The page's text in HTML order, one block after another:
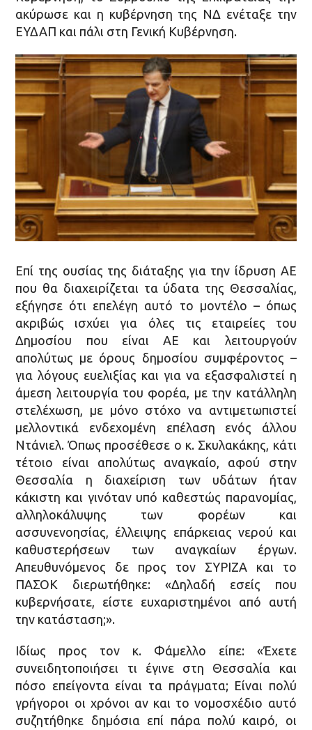
ακύρωσε και η κυβέρνηση της ΝΔ ενέταξε την
ΕΥΔΑΠ και πάλι στη Γενική Κυβέρνηση.
Επί της ουσίας της διάταξης για την ίδρυση ΑΕ
που θα διαχειρίζεται τα ύδατα της Θεσσαλίας,
εξήγησε ότι επελέγη αυτό το μοντέλο – όπως
ακριβώς ισχύει για όλες τις εταιρείες του
Δημοσίου που είναι ΑΕ και λειτουργούν
απολύτως με όρους δημοσίου συμφέροντος –
για λόγους ευελιξίας και για να εξασφαλιστεί η
άμεση λειτουργία του φορέα, με την κατάλληλη
στελέχωση, με μόνο στόχο να αντιμετωπιστεί
μελλοντικά ενδεχομένη επέλαση ενός άλλου
Ντάνιελ. Όπως προσέθεσε ο κ. Σκυλακάκης, κάτι
τέτοιο είναι απολύτως αναγκαίο, αφού στην
Θεσσαλία η διαχείριση των υδάτων ήταν
κάκιστη και γινόταν υπό καθεστώς παρανομίας,
αλληλοκάλυψης των φορέων και
ασσυνενοησίας, έλλειψης επάρκειας νερού και
καθυστερήσεων των αναγκαίων έργων.
Απευθυνόμενος δε προς τον ΣΥΡΙΖΑ και το
ΠΑΣΟΚ διερωτήθηκε: «Δηλαδή εσείς που
κυβερνήσατε, είστε ευχαριστημένοι από αυτή
την κατάσταση;».
Ιδίως προς τον κ. Φάμελλο είπε: «Έχετε
συνειδητοποιήσει τι έγινε στη Θεσσαλία και
πόσο επείγοντα είναι τα πράγματα; Είναι πολύ
γρήγοροι οι χρόνοι αν και το νομοσχέδιο αυτό
συζητήθηκε δημόσια επί πάρα πολύ καιρό, οι